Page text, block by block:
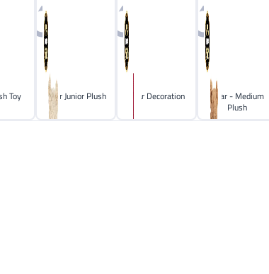
Bear - Medium
Plush
Bear Decoration
Bear Junior Plush
Toy